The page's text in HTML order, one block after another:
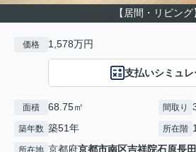
【居間・リビング
価格 1,578万円
支払いシミュ
面積 68.75㎡ 間取り
築年数 築51年 所在階
京都府京都市南区吉祥院石原長